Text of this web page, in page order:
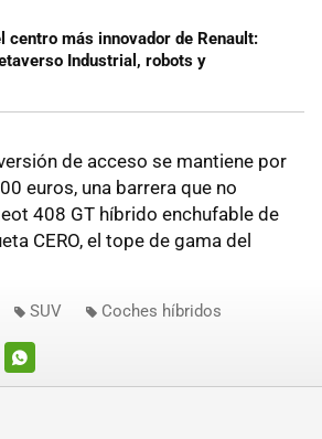
centro más innovador de Renault:
Industrial, robots y
de acceso se mantiene por
euros, una barrera que no
408 GT híbrido enchufable de
CERO, el tope de gama del
WHATSAPP
SUV Coches híbridos